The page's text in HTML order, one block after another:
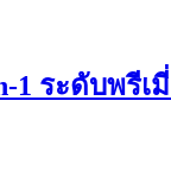
1 ระดับพรี